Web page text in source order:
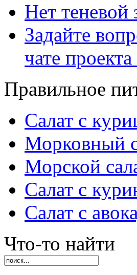
Нет теневой
Задайте
чате
Правильное
Салат с
Морковный
Морской
Салат с
Салат с
Что-то найти